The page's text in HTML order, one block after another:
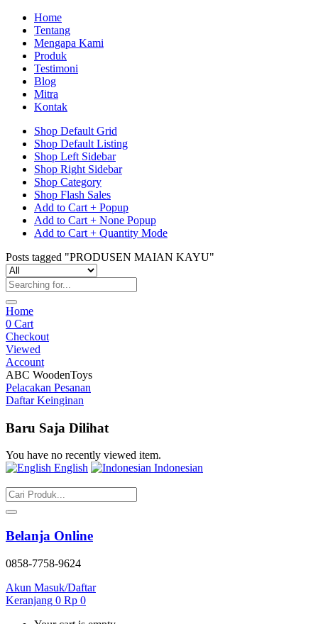
Home
Tentang
Mengapa Kami
Produk
Testimoni
Blog
Mitra
Kontak
Shop Default Grid
Shop Default Listing
Shop Left Sidebar
Shop Right Sidebar
Shop Category
Shop Flash Sales
Add to Cart + Popup
Add to Cart + None Popup
Add to Cart + Quantity Mode
Posts tagged "PRODUSEN MAIAN KAYU"
Home
0 Cart
Checkout
Viewed
Account
ABC WoodenToys
Pelacakan Pesanan
Daftar Keinginan
Baru Saja Dilihat
You have no recently viewed item.
English
Indonesian
Belanja Online
0858-7758-9624
Akun Masuk/Daftar
Keranjang 0 Rp 0